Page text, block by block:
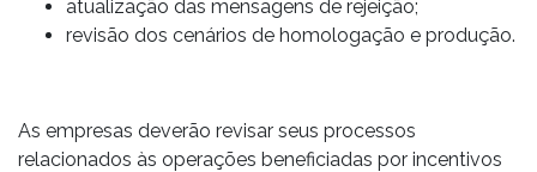
atualização das mensagens de rejeição;
revisão dos cenários de homologação e produção.
As empresas deverão revisar seus processos
relacionados às operações beneficiadas por incentivos